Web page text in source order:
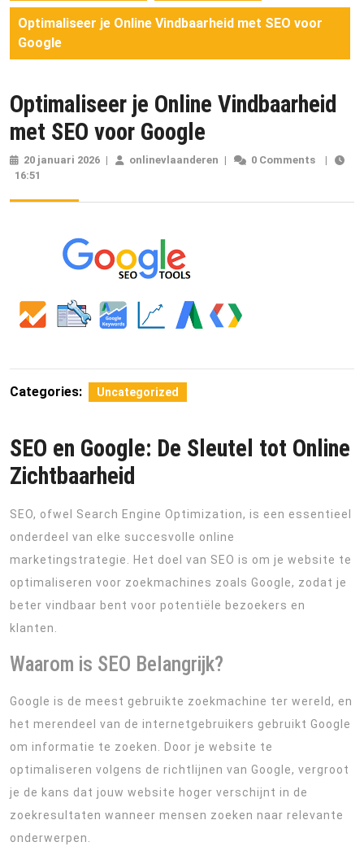
Optimaliseer je Online Vindbaarheid met SEO voor
Google
Optimaliseer je Online Vindbaarheid
met SEO voor Google
20 januari 2026 20
| onlinevlaanderen onlinevlaanderen
| 0 Comments
|
16:51
Categories: Uncategorized
SEO en Google: De Sleutel tot Online
Zichtbaarheid
SEO, ofwel Search Engine Optimization, is een essentieel
onderdeel van elke succesvolle online
marketingstrategie. Het doel van SEO is om je website te
optimaliseren voor zoekmachines zoals Google, zodat je
beter vindbaar bent voor potentiële bezoekers en
klanten.
Waarom is SEO Belangrijk?
Google is de meest gebruikte zoekmachine ter wereld, en
het merendeel van de internetgebruikers gebruikt Google
om informatie te zoeken. Door je website te
optimaliseren volgens de richtlijnen van Google, vergroot
je de kans dat jouw website hoger verschijnt in de
zoekresultaten wanneer mensen zoeken naar relevante
onderwerpen.